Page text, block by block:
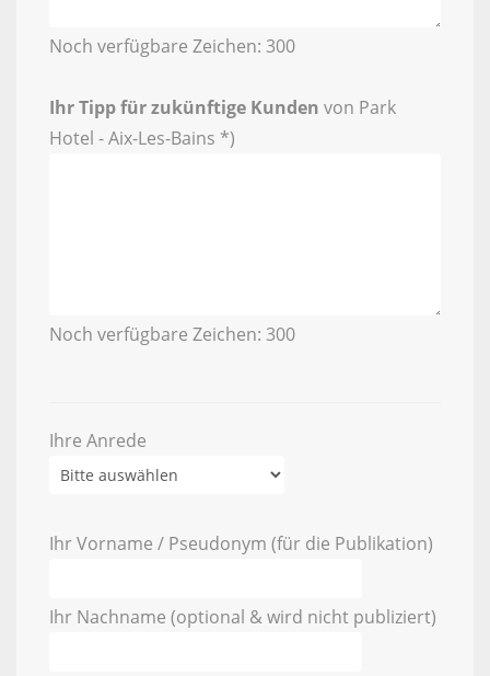
Noch verfügbare Zeichen: 300
Ihr Tipp für zukünftige Kunden von Park
Hotel - Aix-Les-Bains *)
Noch verfügbare Zeichen: 300
Ihre Anrede
Ihr Vorname / Pseudonym (für die Publikation)
Ihr Nachname (optional & wird nicht publiziert)